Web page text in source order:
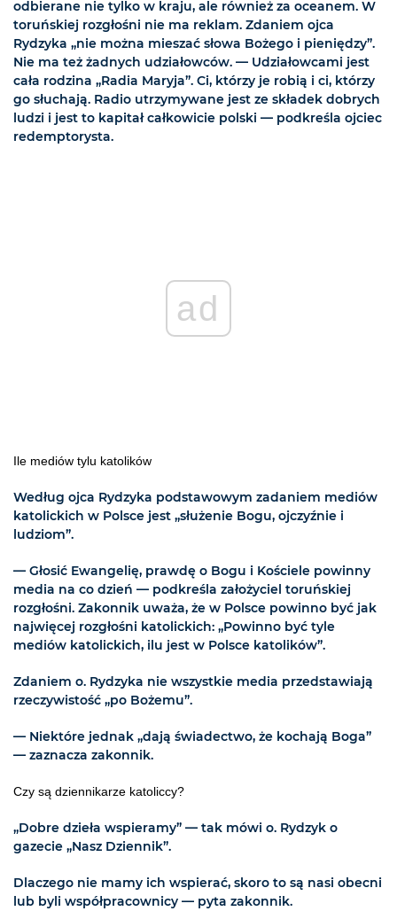
odbierane nie tylko w kraju, ale również za oceanem. W
toruńskiej rozgłośni nie ma reklam. Zdaniem ojca
Rydzyka „nie można mieszać słowa Bożego i pieniędzy”.
Nie ma też żadnych udziałowców. — Udziałowcami jest
cała rodzina „Radia Maryja”. Ci, którzy je robią i ci, którzy
go słuchają. Radio utrzymywane jest ze składek dobrych
ludzi i jest to kapitał całkowicie polski — podkreśla ojciec
redemptorysta.
ad
Ile mediów tylu katolików
Według ojca Rydzyka podstawowym zadaniem mediów
katolickich w Polsce jest „służenie Bogu, ojczyźnie i
ludziom”.
— Głosić Ewangelię, prawdę o Bogu i Kościele powinny
media na co dzień — podkreśla założyciel toruńskiej
rozgłośni. Zakonnik uważa, że w Polsce powinno być jak
najwięcej rozgłośni katolickich: „Powinno być tyle
mediów katolickich, ilu jest w Polsce katolików”.
Zdaniem o. Rydzyka nie wszystkie media przedstawiają
rzeczywistość „po Bożemu”.
— Niektóre jednak „dają świadectwo, że kochają Boga”
— zaznacza zakonnik.
Czy są dziennikarze katoliccy?
„Dobre dzieła wspieramy” — tak mówi o. Rydzyk o
gazecie „Nasz Dziennik”.
Dlaczego nie mamy ich wspierać, skoro to są nasi obecni
lub byli współpracownicy — pyta zakonnik.